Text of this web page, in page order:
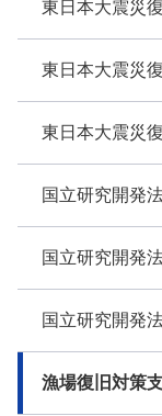
東日本大震災
東日本大震災
東日本大震災
国立研究開発
国立研究開発
国立研究開発
漁場復旧対策